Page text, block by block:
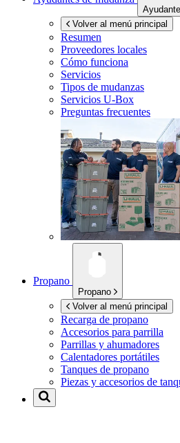
Volver al menú principal
Resumen
Proveedores locales
Cómo funciona
Servicios
Tipos de mudanzas
Servicios U-Box
Preguntas frecuentes
Propano
Propano
Volver al menú principal
Recarga de propano
Accesorios para parrilla
Parrillas y ahumadores
Calentadores portátiles
Tanques de propano
Piezas y accesorios de